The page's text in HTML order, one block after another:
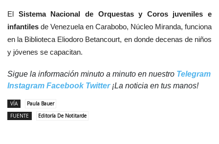
El Sistema Nacional de Orquestas y Coros juveniles e
infantiles de Venezuela en Carabobo, Núcleo Miranda, funciona
en la Biblioteca Eliodoro Betancourt, en donde decenas de niños
y jóvenes se capacitan.
Sigue la información minuto a minuto en nuestro Telegram
Instagram Facebook Twitter¡La noticia en tus manos!
VÍA
Paula Bauer
FUENTE
Editoría De Notitarde